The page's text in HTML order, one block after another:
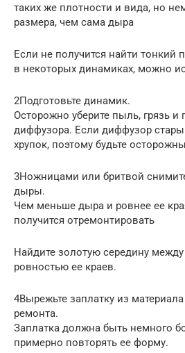
таких же плотности и вида, но
размера, чем сама дыра
Если не получится найти тонкий
в некоторых динамиках, можно
2Подготовьте динамик.
Осторожно уберите пыль, грязь и
диффузора. Если диффузор
хрупок, поэтому будьте
3Ножницами или бритвой
дыры.
Чем меньше дыра и ровнее ее
получится отремонтировать
Найдите золотую середину
ровностью ее краев.
4Вырежьте заплатку из
ремонта.
Заплатка должна быть немного
примерно повторять ее форму.